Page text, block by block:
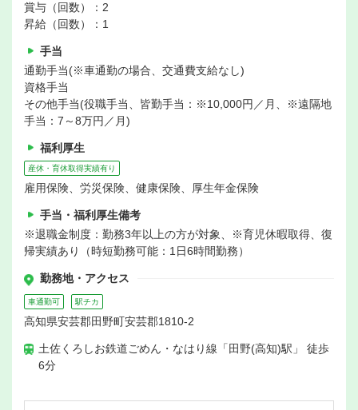
賞与（回数）：2
昇給（回数）：1
手当
通勤手当(※車通勤の場合、交通費支給なし)
資格手当
その他手当(役職手当、皆勤手当：※10,000円／月、※遠隔地
手当：7～8万円／月)
福利厚生
産休・育休取得実績有り
雇用保険、労災保険、健康保険、厚生年金保険
手当・福利厚生備考
※退職金制度：勤務3年以上の方が対象、※育児休暇取得、復
帰実績あり（時短勤務可能：1日6時間勤務）
勤務地・アクセス
車通勤可 駅チカ
高知県安芸郡田野町安芸郡1810-2
土佐くろしお鉄道ごめん・なはり線「田野(高知)駅」 徒歩
6分